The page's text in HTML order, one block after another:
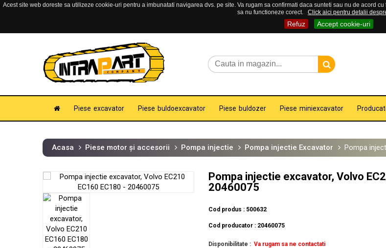
Acest site web doreste sa utilizeze cookie-uri pentru a imbunatati navigarea dvs. pe site. Va rugam sa confirmati daca sunteti sau nu de acord
sa nu functioneze corect.
Click aici pentru detalii
Refuz Accept cookie-uri
Piese excavator Piese buldoexcavator Piese buldozer Piese miniexcavator
Acasa Piese motor și accesorii Pompa injectie Pompa injectie Excavator Pompa
Pompa injectie excavator, Volvo
20460075
Cod produs : 500632
Cod producator : 20460075
Disponibilitate : Va rugam sa ne contactati